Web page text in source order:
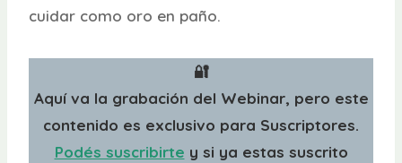
cuidar como oro en paño.
🔐
Aquí va la grabación del Webinar, pero este
contenido es exclusivo para Suscriptores.
Podés suscribirte y si ya estas suscrito